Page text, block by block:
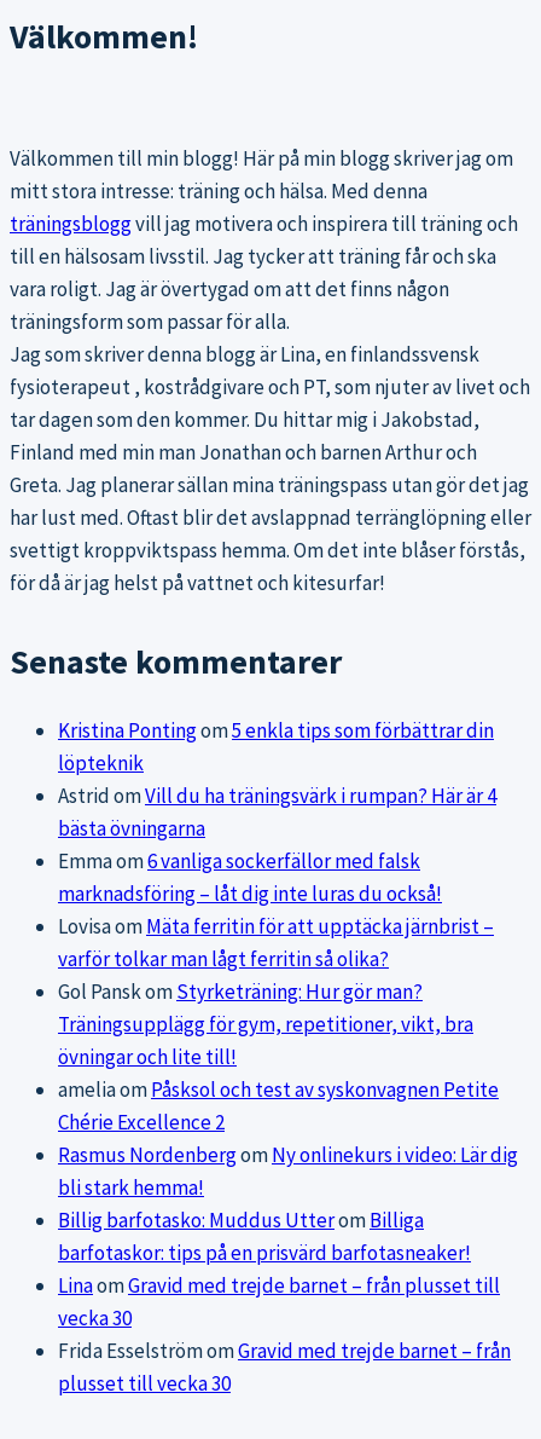
Välkommen!
Välkommen till min blogg! Här på min blogg skriver jag om
mitt stora intresse: träning och hälsa. Med denna
träningsbloggvill jag motivera och inspirera till träning och
till en hälsosam livsstil. Jag tycker att träning får och ska
vara roligt. Jag är övertygad om att det finns någon
träningsform som passar för alla.
Jag som skriver denna blogg är Lina, en finlandssvensk
fysioterapeut , kostrådgivare och PT, som njuter av livet och
tar dagen som den kommer. Du hittar mig i Jakobstad,
Finland med min man Jonathan och barnen Arthur och
Greta. Jag planerar sällan mina träningspass utan gör det jag
har lust med. Oftast blir det avslappnad terränglöpning eller
svettigt kroppviktspass hemma. Om det inte blåser förstås,
för då är jag helst på vattnet och kitesurfar!
Senaste kommentarer
Kristina Pontingom5 enkla tips som förbättrar din
löpteknik
AstridomVill du ha träningsvärk i rumpan? Här är 4
bästa övningarna
Emmaom6 vanliga sockerfällor med falsk
marknadsföring – låt dig inte luras du också!
LovisaomMäta ferritin för att upptäcka järnbrist –
varför tolkar man lågt ferritin så olika?
Gol PanskomStyrketräning: Hur gör man?
Träningsupplägg för gym, repetitioner, vikt, bra
övningar och lite till!
ameliaomPåsksol och test av syskonvagnen Petite
Chérie Excellence 2
Rasmus NordenbergomNy onlinekurs i video: Lär dig
bli stark hemma!
Billig barfotasko: Muddus UtteromBilliga
barfotaskor: tips på en prisvärd barfotasneaker!
LinaomGravid med trejde barnet – från plusset till
vecka 30
Frida EsselströmomGravid med trejde barnet – från
plusset till vecka 30